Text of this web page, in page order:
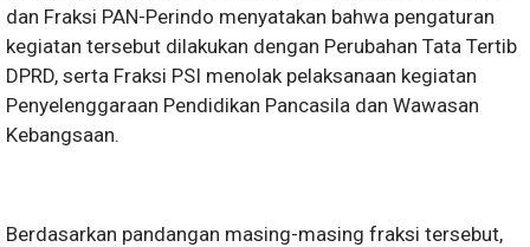
dan Fraksi PAN-Perindo menyatakan bahwa pengaturan
kegiatan tersebut dilakukan dengan Perubahan Tata Tertib
DPRD, serta Fraksi PSI menolak pelaksanaan kegiatan
Penyelenggaraan Pendidikan Pancasila dan Wawasan
Kebangsaan.
Berdasarkan pandangan masing-masing fraksi tersebut,